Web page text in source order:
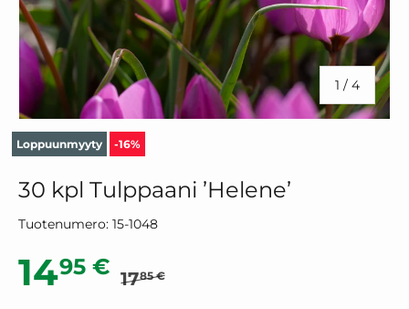
1 / /4
Loppuunmyyty -16%
30 kpl Tulppaani ’Helene’
Tuotenumero: 15-1048
Alennushinta
1495 € 1785 €